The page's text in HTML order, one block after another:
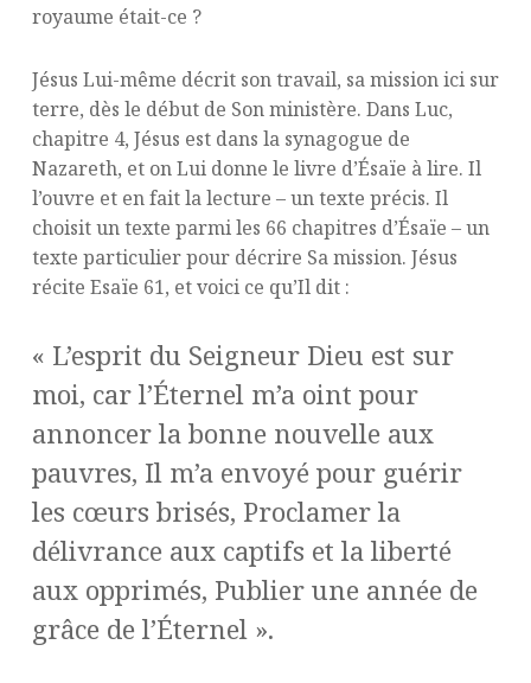
royaume était-ce ?
Jésus Lui-même décrit son travail, sa mission ici sur
terre, dès le début de Son ministère. Dans Luc,
chapitre 4, Jésus est dans la synagogue de
Nazareth, et on Lui donne le livre d’Ésaïe à lire. Il
l’ouvre et en fait la lecture – un texte précis. Il
choisit un texte parmi les 66 chapitres d’Ésaïe – un
texte particulier pour décrire Sa mission. Jésus
récite Esaïe 61, et voici ce qu’Il dit :
« L’esprit du Seigneur Dieu est sur
moi, car l’Éternel m’a oint pour
annoncer la bonne nouvelle aux
pauvres, Il m’a envoyé pour guérir
les cœurs brisés, Proclamer la
délivrance aux captifs et la liberté
aux opprimés, Publier une année de
grâce de l’Éternel ».